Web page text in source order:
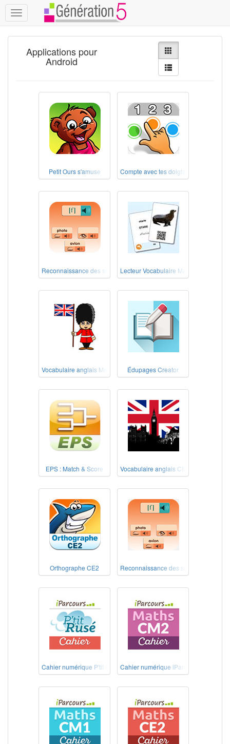
Toggle
navigation
Applications pour
Android
Petit Ours s'amuse Compte avec tes doigts !
Reconnaissance des sons Lecteur Vocabulaire Maternelle
Vocabulaire anglais MaternelleÉdupages Creator
EPS : Match & Score Vocabulaire anglais CM1-CM2
Orthographe CE2 Reconnaissance des sons
Cahier numérique P'tit Rusé Maths Cycle 3Cahier numérique iParcours Maths